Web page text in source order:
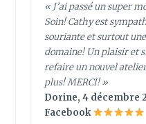
« J’ai passé un super
Soin! Cathy est
souriante et surtout
domaine! Un plaisir et
refaire un nouvel
plus! MERCI! »
Dorine, 4 décembre
Facebook